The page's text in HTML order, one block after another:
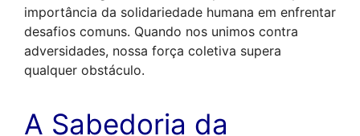
importância da solidariedade humana em enfrentar
desafios comuns. Quando nos unimos contra
adversidades, nossa força coletiva supera
qualquer obstáculo.
A Sabedoria da